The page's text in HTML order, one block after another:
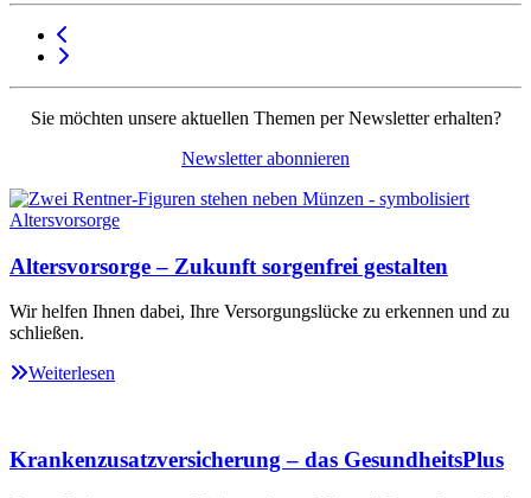
Sie möchten unsere aktuellen Themen per Newsletter erhalten?
Newsletter abonnieren
Altersvorsorge – Zukunft sorgenfrei gestalten
Wir helfen Ihnen dabei, Ihre Versorgungslücke zu erkennen und zu
schließen.
Weiterlesen
Krankenzusatzversicherung – das GesundheitsPlus